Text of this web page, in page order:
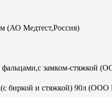
(АО Медтест,Россия)
фальцами,с замком-
(с биркой и стяжкой) 90л